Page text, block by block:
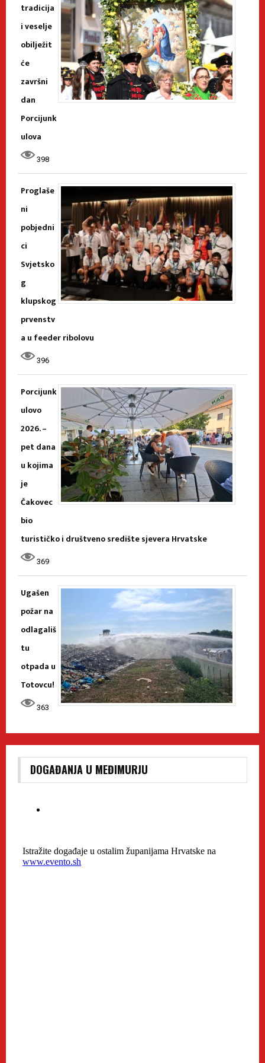
tradicija
i veselje
obilježit
će
završni
dan
Porcijunk
ulova
398
Proglaše
ni
pobjedni
ci
Svjetsko
g
klupskog
prvenstv
a u feeder ribolovu
396
Porcijunk
ulovo
2026. –
pet dana
u kojima
je
Čakovec
bio
turističko i društveno središte sjevera Hrvatske
369
Ugašen
požar na
odlagališ
tu
otpada u
Totovcu!
363
DOGAĐANJA U MEĐIMURJU